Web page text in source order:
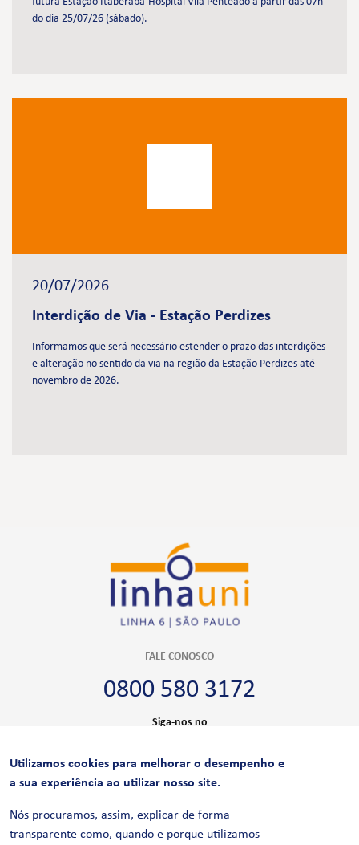
do dia 25/07/26 (sábado).
20/07/2026
Interdição de Via - Estação Perdizes
Informamos que será necessário estender o prazo das interdições
e alteração no sentido da via na região da Estação Perdizes até
novembro de 2026.
FALE CONOSCO
0800 580 3172
Siga-nos no
CERTIFICAÇÕES
Utilizamos cookies para melhorar o desempenho e
a sua experiência ao utilizar nosso site.
Nós procuramos, assim, explicar de forma
transparente como, quando e porque utilizamos